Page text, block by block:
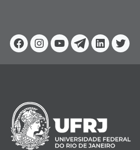
Facebook
Instagram
YoutubeTelegram
Linkedin